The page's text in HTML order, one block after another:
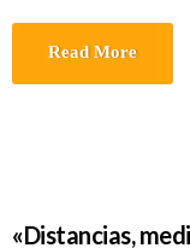
Read More
«Distancias,